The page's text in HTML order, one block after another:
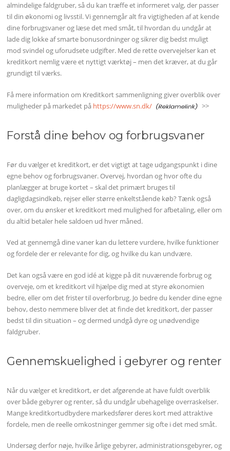
almindelige faldgruber, så du kan træffe et informeret valg, der passer
til din økonomi og livsstil. Vi gennemgår alt fra vigtigheden af at kende
dine forbrugsvaner og læse det med småt, til hvordan du undgår at
lade dig lokke af smarte bonusordninger og sikrer dig bedst muligt
mod svindel og uforudsete udgifter. Med de rette overvejelser kan et
kreditkort nemlig være et nyttigt værktøj – men det kræver, at du går
grundigt til værks.
Få mere information om Kreditkort sammenligning giver overblik over
muligheder på markedet på https://www.sn.dk/ >>
Forstå dine behov og forbrugsvaner
Før du vælger et kreditkort, er det vigtigt at tage udgangspunkt i dine
egne behov og forbrugsvaner. Overvej, hvordan og hvor ofte du
planlægger at bruge kortet – skal det primært bruges til
dagligdagsindkøb, rejser eller større enkeltstående køb? Tænk også
over, om du ønsker et kreditkort med mulighed for afbetaling, eller om
du altid betaler hele saldoen ud hver måned.
Ved at gennemgå dine vaner kan du lettere vurdere, hvilke funktioner
og fordele der er relevante for dig, og hvilke du kan undvære.
Det kan også være en god idé at kigge på dit nuværende forbrug og
overveje, om et kreditkort vil hjælpe dig med at styre økonomien
bedre, eller om det frister til overforbrug. Jo bedre du kender dine egne
behov, desto nemmere bliver det at finde det kreditkort, der passer
bedst til din situation – og dermed undgå dyre og unødvendige
faldgruber.
Gennemskuelighed i gebyrer og renter
Når du vælger et kreditkort, er det afgørende at have fuldt overblik
over både gebyrer og renter, så du undgår ubehagelige overraskelser.
Mange kreditkortudbydere markedsfører deres kort med attraktive
fordele, men de reelle omkostninger gemmer sig ofte i det med småt.
Undersøg derfor nøje, hvilke årlige gebyrer, administrationsgebyrer, og